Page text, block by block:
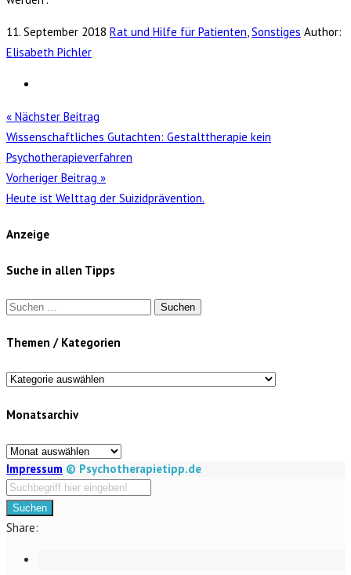
11. September 2018 Rat und Hilfe für Patienten,Sonstiges Author:
Elisabeth Pichler
« Nächster Beitrag
Wissenschaftliches Gutachten: Gestalttherapie kein
Psychotherapieverfahren
Vorheriger Beitrag »
Heute ist Welttag der Suizidprävention.
Anzeige
Suche in allen Tipps
Suchen
Themen / Kategorien
Themen
Kategorien
Monatsarchiv
Monatsarchiv
Impressum © Psychotherapietipp.de
Suchen
Share: